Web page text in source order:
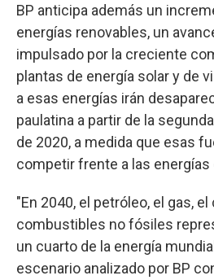
BP anticipa además un
energías renovables, un
impulsado por la creciente
plantas de energía solar y de
a esas energías irán
paulatina a partir de la
de 2020, a medida que esas
competir frente a las
"En 2040, el petróleo, el gas,
combustibles no fósiles
un cuarto de la energía
escenario analizado por BP